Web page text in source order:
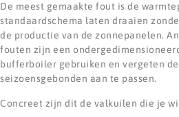
De meest gemaakte fout is de
standaardschema laten draaien
de productie van de zonnepanelen.
fouten zijn een
bufferboiler gebruiken en vergeten
seizoensgebonden aan te passen.
Concreet zijn dit de valkuilen die je